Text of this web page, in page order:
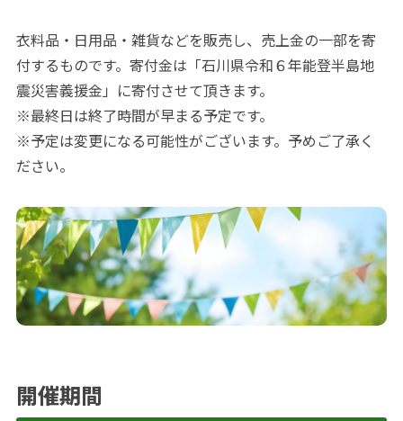
衣料品・日用品・雑貨などを販売し、売上金の一部を寄
付するものです。寄付金は「石川県令和６年能登半島地
震災害義援金」に寄付させて頂きます。
※最終日は終了時間が早まる予定です。
※予定は変更になる可能性がございます。予めご了承く
ださい。
開催期間